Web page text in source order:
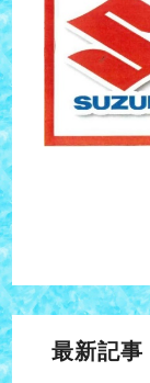
最新記事